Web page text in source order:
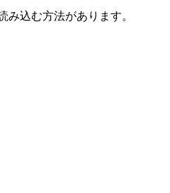
込む方法があります。